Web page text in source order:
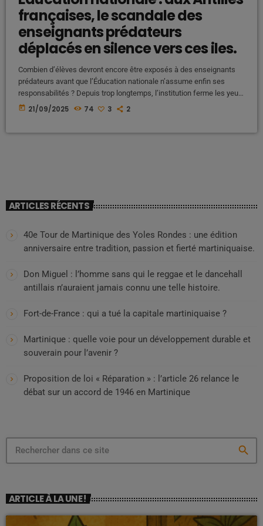
françaises, le scandale des
enseignants prédateurs
déplacés en silence vers ces iles.
Combien d’élèves devront encore être exposés à des enseignants
prédateurs avant que l’Éducation nationale n’assume enfin ses
responsabilités ? Depuis trop longtemps, l’institution ferme les yeux,
protège ses agents au détriment de nos enfants, et déplace les
today 21/09/2025 74 3 2
ARTICLES RÉCENTS
40e Tour de Martinique des Yoles Rondes : une édition
anniversaire entre tradition, passion et fierté martiniquaise.
Don Miguel : l’homme sans qui le reggae et le dancehall
antillais n’auraient jamais connu une telle histoire.
Fort-de-France : qui a tué la capitale martiniquaise ?
Martinique : quelle voie pour un développement durable et
souverain pour l’avenir ?
Proposition de loi « Réparation » : l’article 26 relance le
débat sur un accord de 1946 en Martinique
search
ARTICLE À LA UNE !